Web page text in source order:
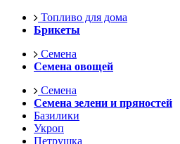
Топливо для дома
Брикеты
Семена
Семена овощей
Семена
Семена зелени и пряностей
Базилики
Укроп
Петрушка